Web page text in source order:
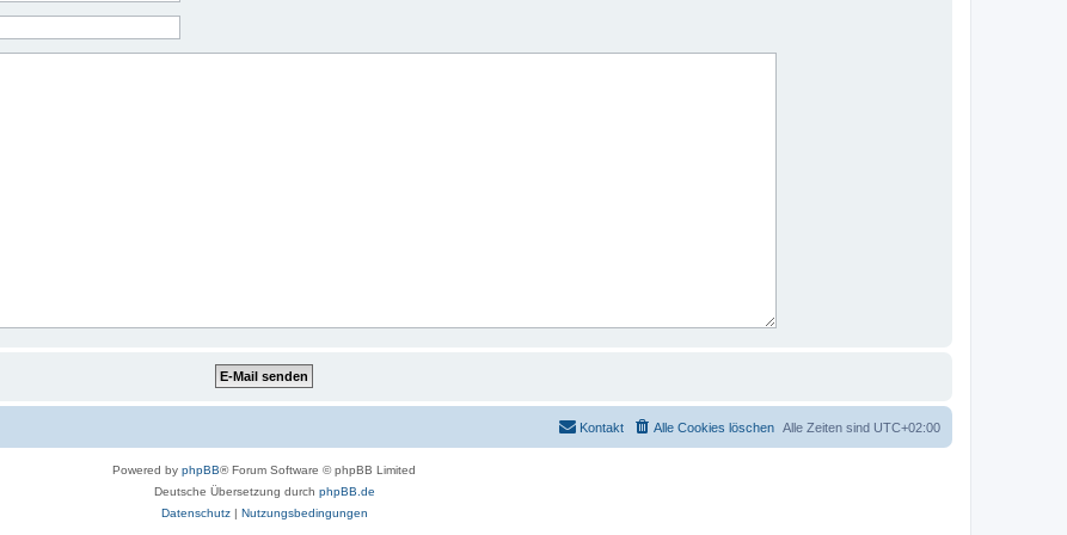
Alle Zeiten sind UTC+02:00
Alle Cookies löschen
Kontakt
Powered by phpBB® Forum Software © phpBB Limited
Deutsche Übersetzung durch phpBB.de
Datenschutz| Nutzungsbedingungen